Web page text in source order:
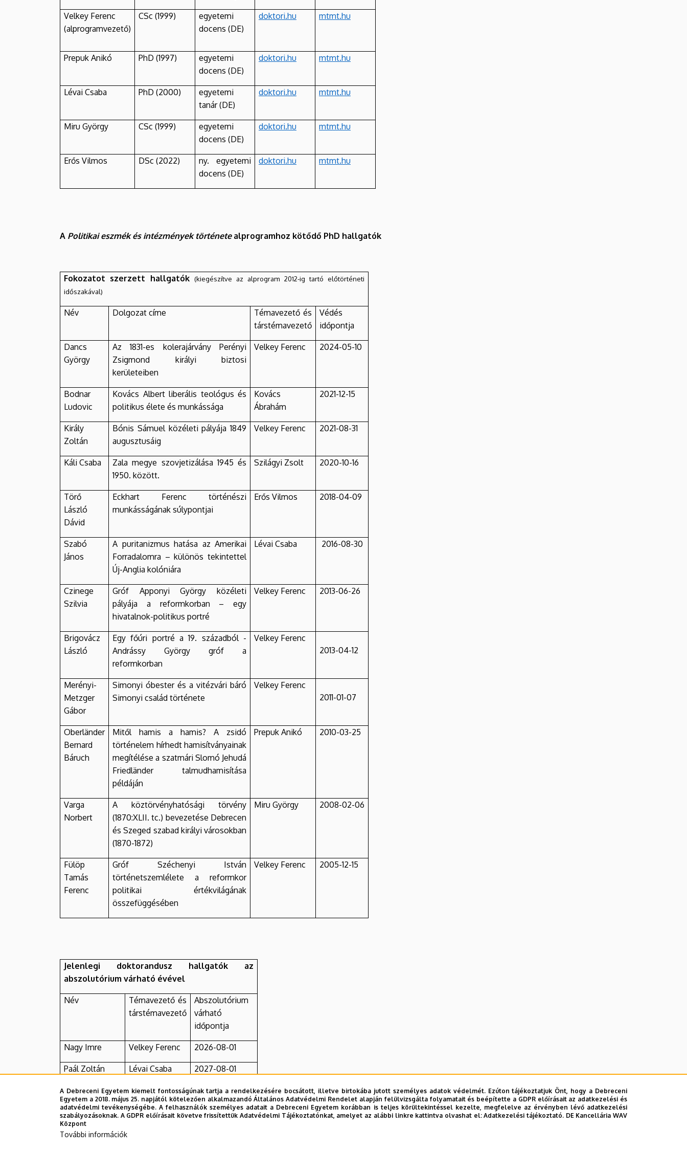
Velkey Ferenc
(alprogramvezető)
CSc (1999)
egyetemi
docens (DE)
doktori.hu mtmt.hu
Prepuk Anikó PhD (1997)
egyetemi
docens (DE)
doktori.hu mtmt.hu
Lévai Csaba PhD (2000)
egyetemi
tanár (DE)
doktori.hu mtmt.hu
Miru György CSc (1999)
egyetemi
docens (DE)
doktori.hu mtmt.hu
Erős Vilmos DSc (2022)
ny. egyetemi
docens (DE)
doktori.hu mtmt.hu
A Politikai eszmék és intézmények történetealprogramhoz kötődő PhD hallgatók
Fokozatot szerzett hallgatók (kiegészítve az alprogram 2012-ig tartó előtörténeti
időszakával)
Név Dolgozat címe
Témavezető és
társtémavezető
Védés
időpontja
Dancs
György
Az 1831-es kolerajárvány Perényi
Zsigmond királyi biztosi
kerületeiben
Velkey Ferenc 2024-05-10
Bodnar
Ludovic
Kovács Albert liberális teológus és
politikus élete és munkássága
Kovács
Ábrahám
2021-12-15
Király
Zoltán
Bónis Sámuel közéleti pályája 1849
augusztusáig
Velkey Ferenc 2021-08-31
Káli Csaba
Zala megye szovjetizálása 1945 és
1950. között.
Szilágyi Zsolt 2020-10-16
Törő
László
Dávid
Eckhart Ferenc történészi
munkásságának súlypontjai
Erős Vilmos 2018-04-09
Szabó
János
A puritanizmus hatása az Amerikai
Forradalomra – különös tekintettel
Új-Anglia kolóniára
Lévai Csaba 2016-08-30
Czinege
Szilvia
Gróf Apponyi György közéleti
pályája a reformkorban – egy
hivatalnok-politikus portré
Velkey Ferenc 2013-06-26
Brigovácz
László
Egy főúri portré a 19. századból -
Andrássy György gróf a
reformkorban
Velkey Ferenc
2013-04-12
Merényi-
Metzger
Gábor
Simonyi óbester és a vitézvári báró
Simonyi család története
Velkey Ferenc
2011-01-07
Oberländer
Bernard
Báruch
Mitől hamis a hamis? A zsidó
történelem hírhedt hamisítványainak
megítélése a szatmári Slomó Jehudá
Friedländer talmudhamisítása
példáján
Prepuk Anikó 2010-03-25
Varga
Norbert
A köztörvényhatósági törvény
(1870:XLII. tc.) bevezetése Debrecen
és Szeged szabad királyi városokban
(1870-1872)
Miru György 2008-02-06
Fülöp
Tamás
Ferenc
Gróf Széchenyi István
történetszemlélete a reformkor
politikai értékvilágának
összefüggésében
Velkey Ferenc 2005-12-15
Jelenlegi doktorandusz hallgatók az
abszolutórium várható évével
Név
Témavezető és
társtémavezető
Abszolutórium
várható
időpontja
Nagy Imre Velkey Ferenc 2026-08-01
Paál Zoltán Lévai Csaba 2027-08-01
Kecskés Kitti Pallai László 2027-08-01
Sinkovicz Ákos Palasik Mária 2027-08-01
Nagy Tibor
A Debreceni Egyetem kiemelt fontosságúnak tartja a rendelkezésére bocsátott, illetve birtokába jutott személyes adatok védelmét. Ezúton tájékoztatjuk Önt, hogy a Debreceni
Egyetem a 2018. május 25. napjától kötelezően alkalmazandó Általános Adatvédelmi Rendelet alapján felülvizsgálta folyamatait és beépítette a GDPR előírásait az adatkezelési és
adatvédelmi tevékenységébe. A felhasználók személyes adatait a Debreceni Egyetem korábban is teljes körültekintéssel kezelte, megfelelve az érvényben lévő adatkezelési
szabályozásoknak. A GDPR előírásait követve frissítettük Adatvédelmi Tájékoztatónkat, amelyet az alábbi linkre kattintva olvashat el:Adatkezelési tájékoztató. DE Kancellária WAV
Központ
További információk